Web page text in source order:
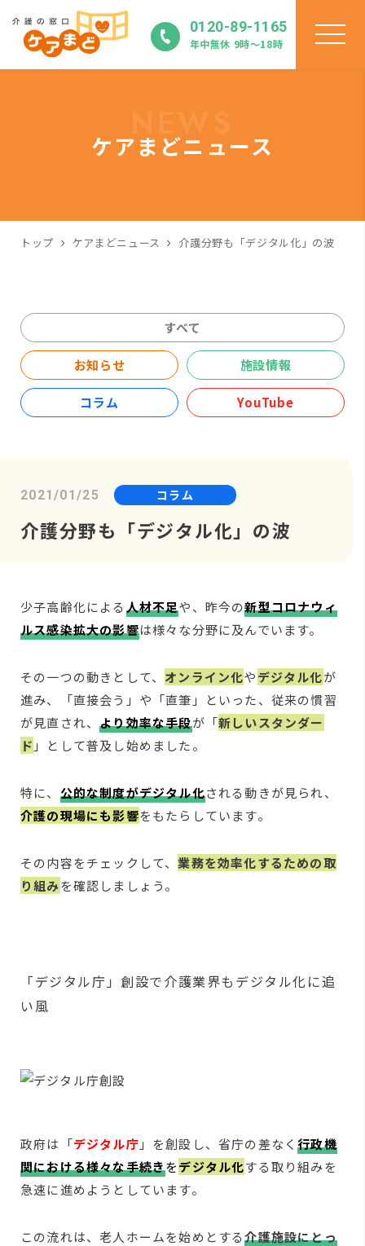
0120-89-1165
年中無休 9時〜18時
ケアまどニュース
トップ ケアまどニュース 介護分野も「デジタル化」の波
すべて
お知らせ 施設情報
コラム YouTube
2021/01/25 コラム
介護分野も「デジタル化」の波
少子高齢化による 人材不足や、昨今の新型コロナウィ
ルス感染拡大の影響は様々な分野に及んでいます。
その一つの動きとして、 オンライン化やデジタル化が
進み、「直接会う」や「直筆」といった、従来の慣習
が見直され、より効率な手段が「新しいスタンダー
ド 」として普及し始めました。
特に、 公的な制度がデジタル化される動きが見られ、
介護の現場にも影響をもたらしています。
その内容をチェックして、業務を効率化するための取
り組みを確認しましょう。
「デジタル庁」創設で介護業界もデジタル化に追
い風
政府は「デジタル庁 」を創設し、省庁の差なく行政機
関における様々な手続きをデジタル化する取り組みを
急速に進めようとしています。
この流れは、老人ホームを始めとする介護施設にとっ